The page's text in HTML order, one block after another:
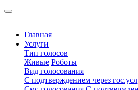
Главная
Услуги
Тип голосов
Живые Роботы
Вид голосования
С подтверждением через